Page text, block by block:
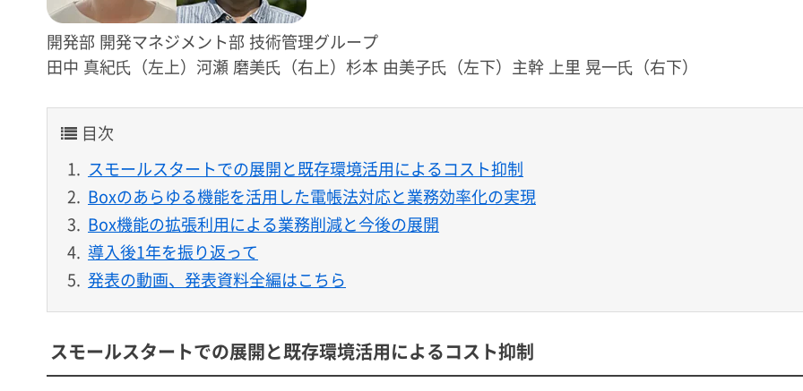
開発部 開発マネジメント部 技術管理グループ
田中 真紀⽒（左上）河瀬 磨美⽒（右上）杉本 由美子⽒（左下）主幹 上里 晃一⽒（右下）
目次
スモールスタートでの展開と既存環境活用によるコスト抑制
Boxのあらゆる機能を活用した電帳法対応と業務効率化の実現
Box機能の拡張利用による業務削減と今後の展開
導入後1年を振り返って
発表の動画、発表資料全編はこちら
スモールスタートでの展開と既存環境活用によるコスト抑制